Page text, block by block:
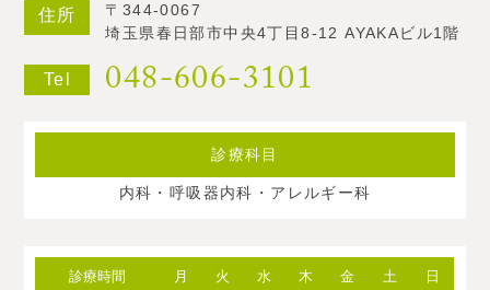
住所
〒344-0067
埼玉県春日部市中央4丁目8-12 AYAKAビル1階
Tel 048-606-3101
診療科目
内科・呼吸器内科・アレルギー科
診療時間 月 火 水 木 金 土 日